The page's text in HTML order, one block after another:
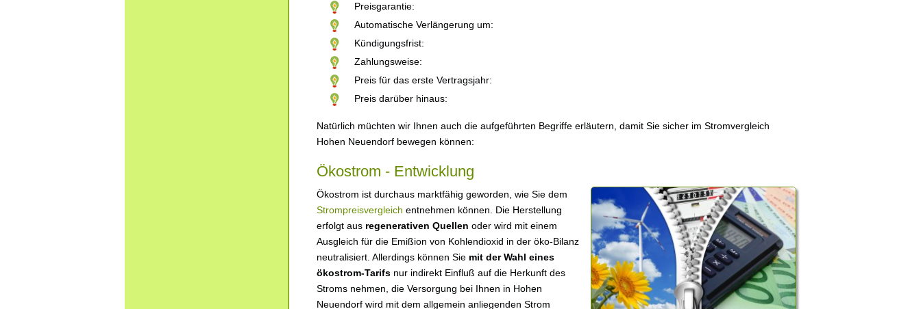
Preisgarantie:
Automatische Verlängerung um:
Kündigungsfrist:
Zahlungsweise:
Preis für das erste Vertragsjahr:
Preis darüber hinaus:
Natürlich müchten wir Ihnen auch die aufgeführten Begriffe erläutern, damit Sie sicher im Stromvergleich
Hohen Neuendorf bewegen können:
Ökostrom - Entwicklung
Ökostrom ist durchaus marktfähig geworden, wie Sie dem
Strompreisvergleich entnehmen können. Die Herstellung
erfolgt aus regenerativen Quellen oder wird mit einem
Ausgleich für die Emißion von Kohlendioxid in der öko-Bilanz
neutralisiert. Allerdings können Sie mit der Wahl eines
ökostrom-Tarifs nur indirekt Einfluß auf die Herkunft des
Stroms nehmen, die Versorgung bei Ihnen in Hohen
Neuendorf wird mit dem allgemein anliegenden Strom